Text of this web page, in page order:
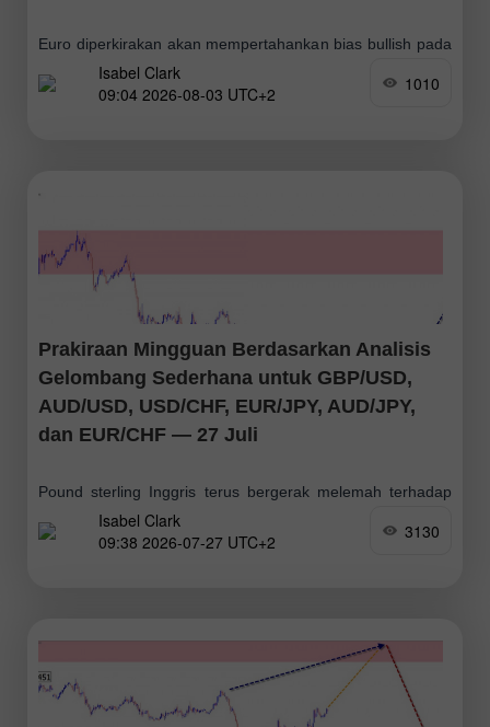
Euro diperkirakan akan mempertahankan bias bullish pada
minggu mendatang. Setelah kemungkinan menguji zona
resistance, pasangan ini mungkin berbalik arah dan turun
Isabel Clark
09:04 2026-08-03 UTC+2
1010
Prakiraan Mingguan Berdasarkan Analisis
Gelombang Sederhana untuk GBP/USD,
AUD/USD, USD/CHF, EUR/JPY, AUD/JPY,
dan EUR/CHF — 27 Juli
Pound sterling Inggris terus bergerak melemah terhadap
dolar AS, melanjutkan tren penurunan yang dimulai pada
Januari tahun ini. Gelombang korektif berlawanan arah kini
Isabel Clark
09:38 2026-07-27 UTC+2
3130